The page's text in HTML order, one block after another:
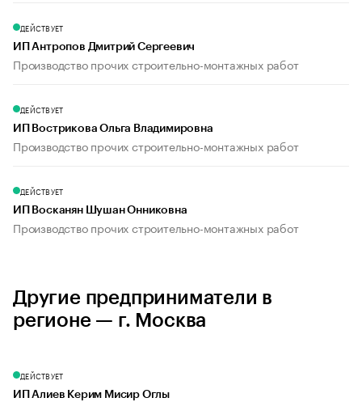
ДЕЙСТВУЕТ
ИП Антропов Дмитрий Сергеевич
Производство прочих строительно-монтажных работ
ДЕЙСТВУЕТ
ИП Вострикова Ольга Владимировна
Производство прочих строительно-монтажных работ
ДЕЙСТВУЕТ
ИП Восканян Шушан Онниковна
Производство прочих строительно-монтажных работ
Другие предприниматели в
регионе — г. Москва
ДЕЙСТВУЕТ
ИП Алиев Керим Мисир Оглы